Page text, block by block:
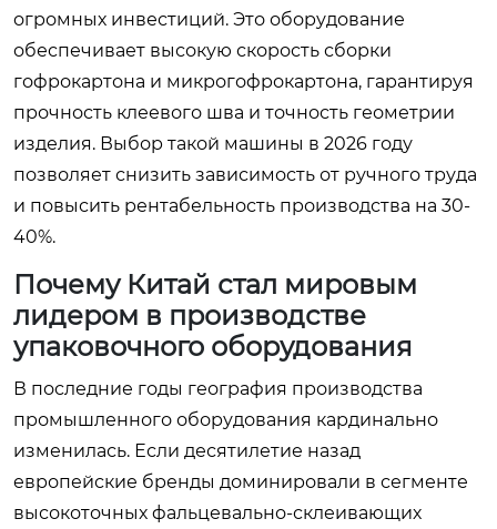
огромных инвестиций. Это оборудование
обеспечивает высокую скорость сборки
гофрокартона и микрогофрокартона, гарантируя
прочность клеевого шва и точность геометрии
изделия. Выбор такой машины в 2026 году
позволяет снизить зависимость от ручного труда
и повысить рентабельность производства на 30-
40%.
Почему Китай стал мировым
лидером в производстве
упаковочного оборудования
В последние годы география производства
промышленного оборудования кардинально
изменилась. Если десятилетие назад
европейские бренды доминировали в сегменте
высокоточных фальцевально-склеивающих